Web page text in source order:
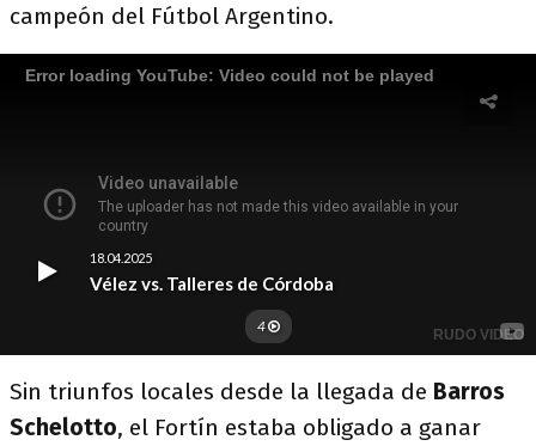
campeón del Fútbol Argentino.
Sin triunfos locales desde la llegada de Barros
Schelotto, el Fortín estaba obligado a ganar